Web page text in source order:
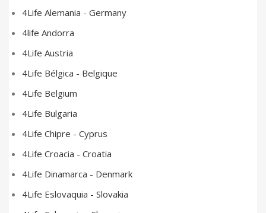
4Life Alemania - Germany
4life Andorra
4Life Austria
4Life Bélgica - Belgique
4Life Belgium
4Life Bulgaria
4Life Chipre - Cyprus
4Life Croacia - Croatia
4Life Dinamarca - Denmark
4Life Eslovaquia - Slovakia